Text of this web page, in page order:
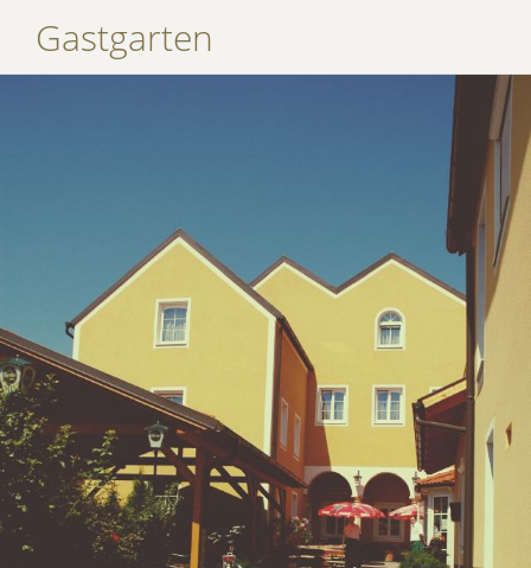
Gastgarten